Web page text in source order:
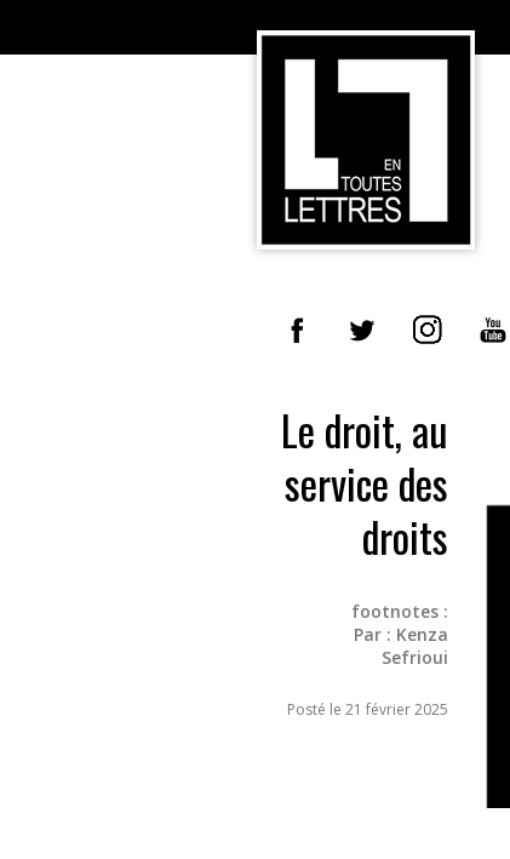
Le droit, au
service des
droits
footnotes :
Par : Kenza
Sefrioui
Posté le 21 février 2025